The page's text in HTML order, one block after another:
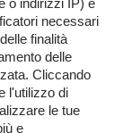
TORNA IN CIMA
o indirizzi IP) e
necessari
finalità
delle
Cliccando
l'utilizzo di
le tue
e